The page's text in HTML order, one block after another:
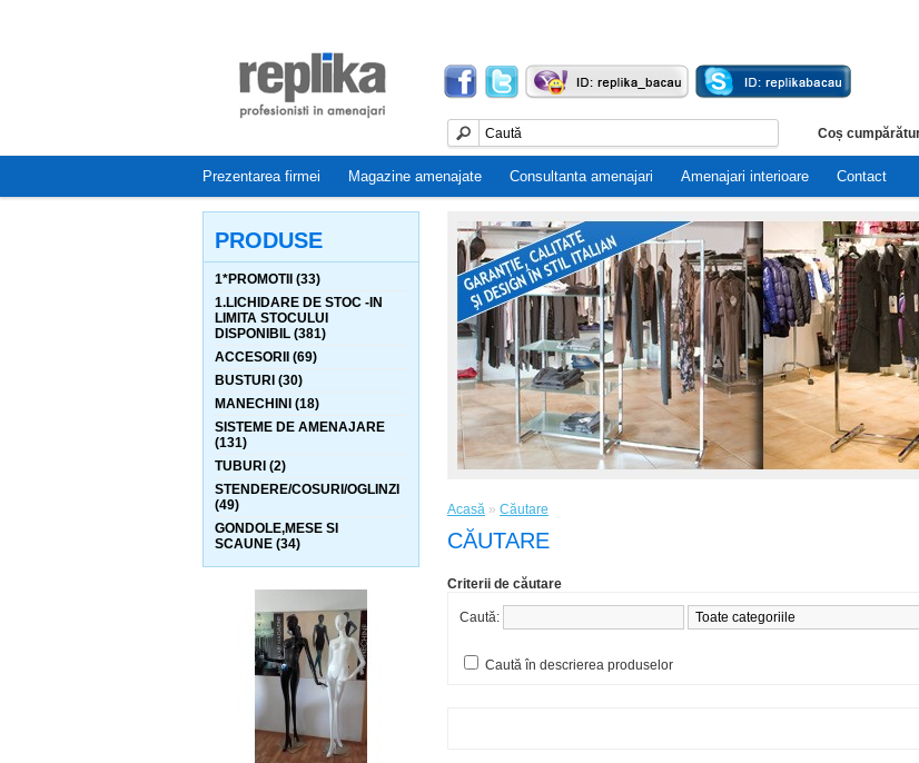
Prezentarea firmei Magazine amenajate Consultanta amenajari Amenajari interioare Contact
Coș
PRODUSE
1*PROMOTII (33)
1.LICHIDARE DE STOC -IN
LIMITA STOCULUI
DISPONIBIL (381)
ACCESORII (69)
BUSTURI (30)
MANECHINI (18)
SISTEME DE AMENAJARE
(131)
TUBURI (2)
STENDERE/COSURI/OGLINZI
(49)
GONDOLE,MESE SI
SCAUNE (34)
Acasă » Căutare
CĂUTARE
Criterii de căutare
Caută:
Caută în descrierea produselor